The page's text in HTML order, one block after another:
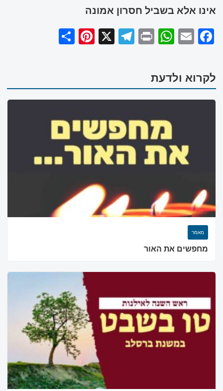
אינו אלא בשביל חסרון אמונה
Facebook
Email
WhatsApp
Print
Telegram
X
Pinterest
לקרוא ולדעת
מאמר
מחפשים את האור